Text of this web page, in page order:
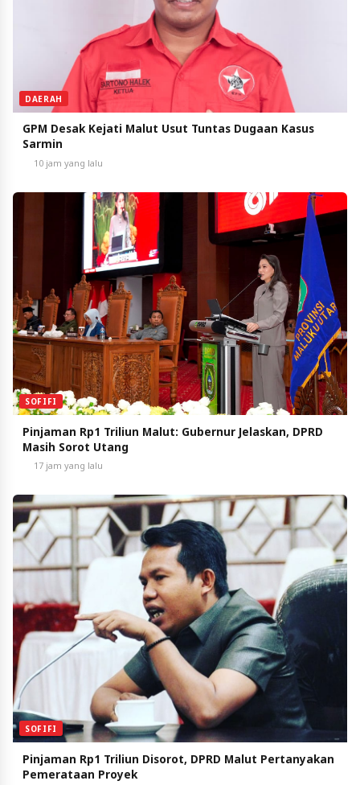
DAERAH
GPM Desak Kejati Malut Usut Tuntas Dugaan Kasus
Sarmin
10 jam yang lalu
SOFIFI
Pinjaman Rp1 Triliun Malut: Gubernur Jelaskan, DPRD
Masih Sorot Utang
17 jam yang lalu
SOFIFI
Pinjaman Rp1 Triliun Disorot, DPRD Malut Pertanyakan
Pemerataan Proyek